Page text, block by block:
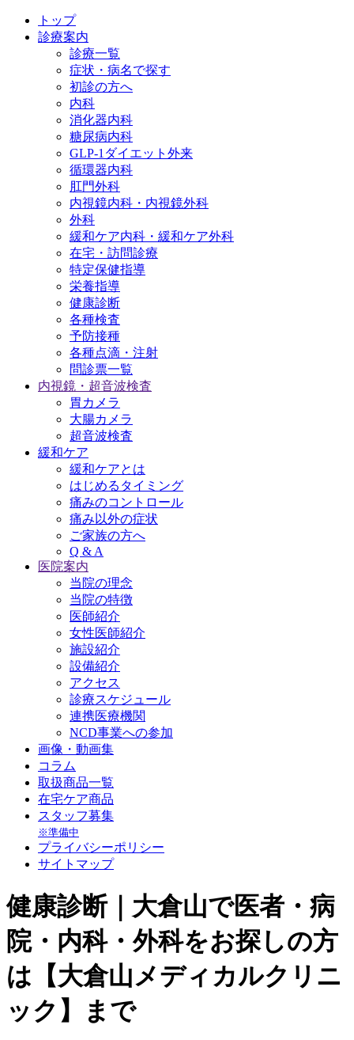
トップ
診療案内
診療一覧
症状・病名で探す
初診の方へ
内科
消化器内科
糖尿病内科
GLP‐1ダイエット外来
循環器内科
肛門外科
内視鏡内科・内視鏡外科
外科
緩和ケア内科・緩和ケア外科
在宅・訪問診療
特定保健指導
栄養指導
健康診断
各種検査
予防接種
各種点滴・注射
問診票一覧
内視鏡・超音波検査
胃カメラ
大腸カメラ
超音波検査
緩和ケア
緩和ケアとは
はじめるタイミング
痛みのコントロール
痛み以外の症状
ご家族の方へ
Q & A
医院案内
当院の理念
当院の特徴
医師紹介
女性医師紹介
施設紹介
設備紹介
アクセス
診療スケジュール
連携医療機関
NCD事業への参加
画像・動画集
コラム
取扱商品一覧
在宅ケア商品
スタッフ募集
※準備中
プライバシーポリシー
サイトマップ
健康診断｜大倉山で医者・病
院・内科・外科をお探しの方
は【大倉山メディカルクリニ
ック】まで